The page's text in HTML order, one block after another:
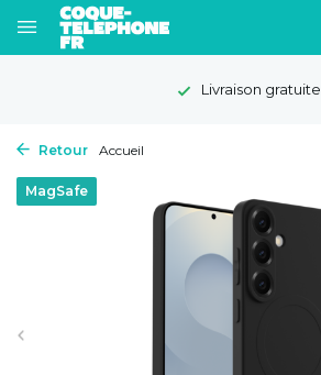
Livraison gratuite
Retour Accueil
MagSafe